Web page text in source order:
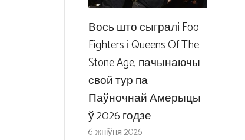
Вось што сыгралі Foo
Fighters і Queens Of The
Stone Age, пачынаючы
свой тур па
Паўночнай Амерыцы
ў 2026 годзе
6 жніўня 2026